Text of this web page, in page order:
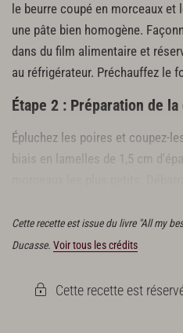
le beurre coupé en morceaux
une pâte bien homogène.
dans du film alimentaire et
au réfrigérateur. Préchauffez le
Étape 2 : Préparation de
Épluchez les poires et coupez-
biais en lamelles de 1,5 cm
Cette recette est issue du livre "All my
Ducasse. Voir tous les crédits
Cette recette est